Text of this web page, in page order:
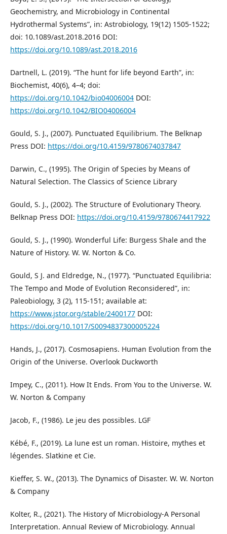
Geochemistry, and Microbiology in Continental
Hydrothermal Systems”, in: Astrobiology, 19(12) 1505-1522;
doi: 10.1089/ast.2018.2016 DOI:
https://doi.org/10.1089/ast.2018.2016
Dartnell, L. (2019). “The hunt for life beyond Earth”, in:
Biochemist, 40(6), 4–4; doi:
https://doi.org/10.1042/bio04006004 DOI:
https://doi.org/10.1042/BIO04006004
Gould, S. J., (2007). Punctuated Equilibrium. The Belknap
Press DOI: https://doi.org/10.4159/9780674037847
Darwin, C., (1995). The Origin of Species by Means of
Natural Selection. The Classics of Science Library
Gould, S. J., (2002). The Structure of Evolutionary Theory.
Belknap Press DOI: https://doi.org/10.4159/9780674417922
Gould, S. J., (1990). Wonderful Life: Burgess Shale and the
Nature of History. W. W. Norton & Co.
Gould, S J. and Eldredge, N., (1977). “Punctuated Equilibria:
The Tempo and Mode of Evolution Reconsidered”, in:
Paleobiology, 3 (2), 115-151; available at:
https://www.jstor.org/stable/2400177 DOI:
https://doi.org/10.1017/S0094837300005224
Hands, J., (2017). Cosmosapiens. Human Evolution from the
Origin of the Universe. Overlook Duckworth
Impey, C., (2011). How It Ends. From You to the Universe. W.
W. Norton & Company
Jacob, F., (1986). Le jeu des possibles. LGF
Kébé, F., (2019). La lune est un roman. Histoire, mythes et
légendes. Slatkine et Cie.
Kieffer, S. W., (2013). The Dynamics of Disaster. W. W. Norton
& Company
Kolter, R., (2021). The History of Microbiology-A Personal
Interpretation. Annual Review of Microbiology. Annual